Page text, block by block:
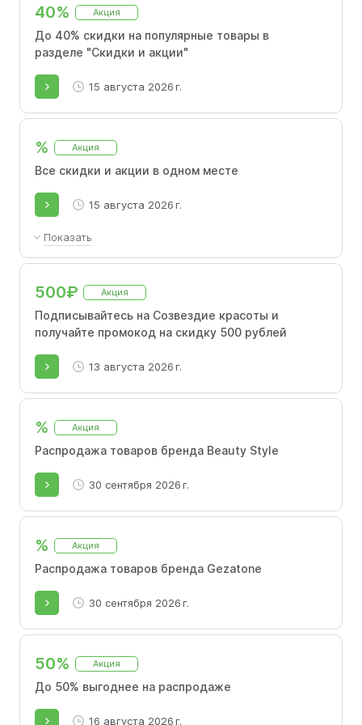
каждой покупки, бонусы зачисляются
мгновенно. Можно оплатить бонусами до
30% от суммы покупки. Подробности на
40% Акция
До 40% скидки на популярные товары в
разделе "Скидки и акции"
15 августа 2026 г.
% Акция
Все скидки и акции в одном месте
15 августа 2026 г.
Показать
Удобная доставка: бесплатно по Москве
(внутри МКАД) при заказе от 5 000 рублей, и
по Санкт-Петербургу при заказе от 10 000
рублей (за исключением тяжеловесных
товаров)
500₽ Акция
Подписывайтесь на Созвездие красоты и
получайте промокод на скидку 500 рублей
13 августа 2026 г.
% Акция
Распродажа товаров бренда Beauty Style
30 сентября 2026 г.
% Акция
Распродажа товаров бренда Gezatone
30 сентября 2026 г.
50% Акция
До 50% выгоднее на распродаже
16 августа 2026 г.